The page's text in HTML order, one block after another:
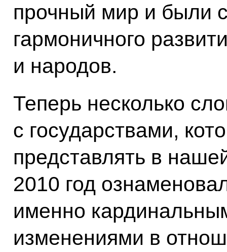
прочный мир и были
гармоничного
и народов.
Теперь несколько
с государствами,
представлять в
2010 год
именно
изменениями в